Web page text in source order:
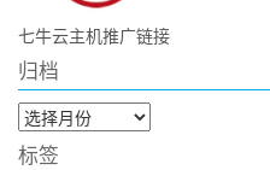
七牛云主机推广链接
归档
归
档
标签